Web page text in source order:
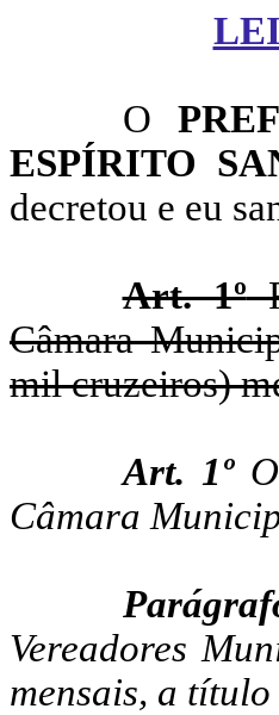
O
ESPÍRITO
decretou e eu
Art. 1º
Câmara
mil cruzeiros)
Art. 1ºO
Câmara
Vereadores
mensais, a